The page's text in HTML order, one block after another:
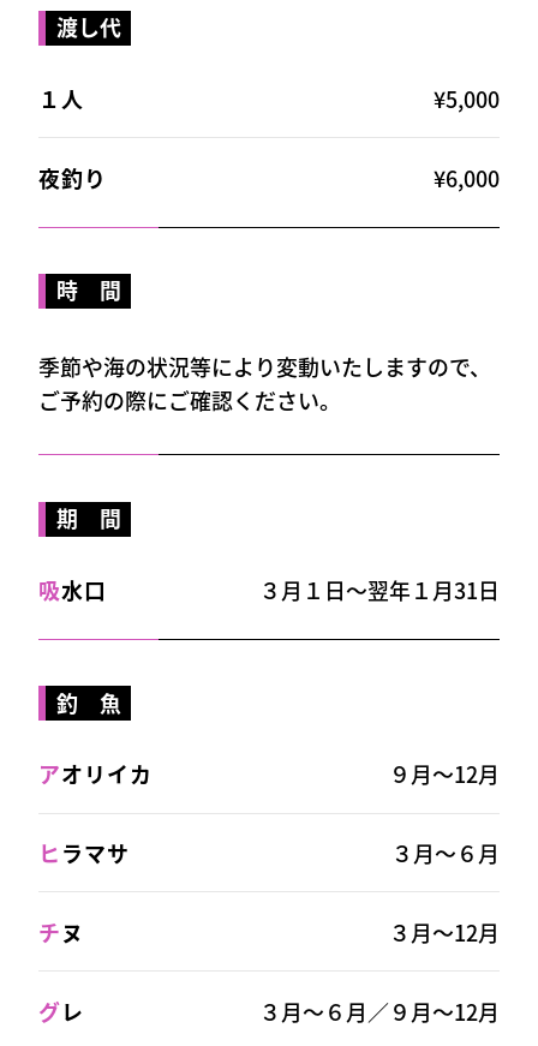
渡し代
１人 ¥5,000
夜釣り ¥6,000
時 間
季節や海の状況等により変動いたしますので、
ご予約の際にご確認ください。
期 間
吸水口 ３月１日～翌年１月31日
釣 魚
アオリイカ ９月～12月
ヒラマサ ３月～６月
チヌ ３月～12月
グレ ３月～６月／９月～12月